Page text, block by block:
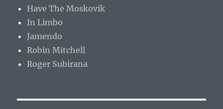
Have The Moskovik
In Limbo
Jamendo
Robin Mitchell
Roger Subirana